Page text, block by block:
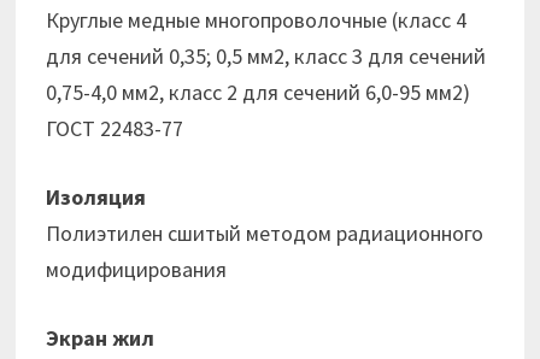
Круглые медные многопроволочные (класс 4
для сечений 0,35; 0,5 мм2, класс 3 для сечений
0,75-4,0 мм2, класс 2 для сечений 6,0-95 мм2)
ГОСТ 22483-77
Изоляция
Полиэтилен сшитый методом радиационного
модифицирования
Экран жил